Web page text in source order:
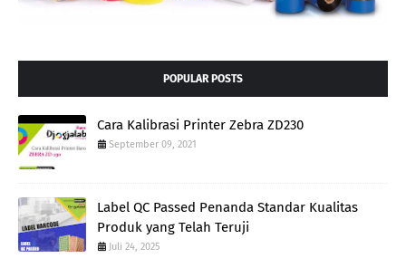
POPULAR POSTS
Cara Kalibrasi Printer Zebra ZD230
September 09, 2021
Label QC Passed Penanda Standar Kualitas
Produk yang Telah Teruji
Juli 24, 2025